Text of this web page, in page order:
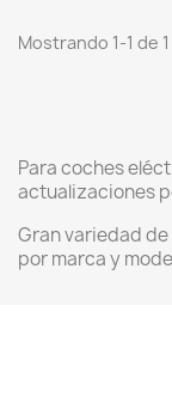
Mostrando 1-1 de
Para coches
actualizaciones
Gran variedad
por marca y